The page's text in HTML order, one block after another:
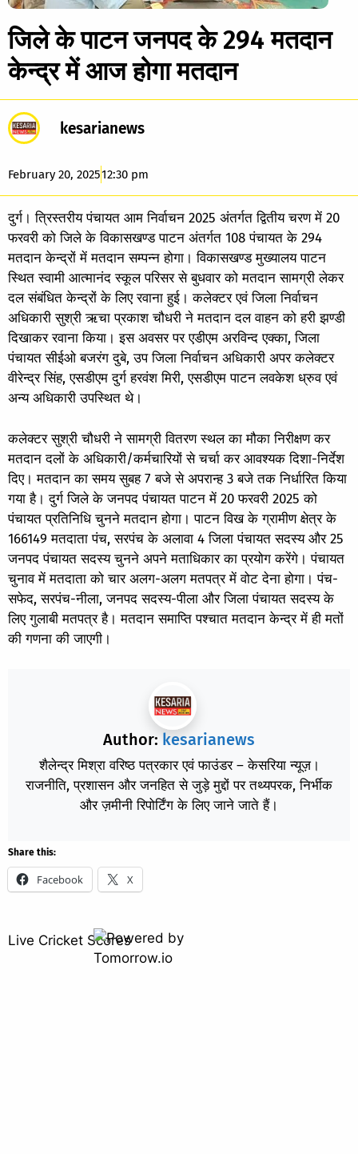
जिले के पाटन जनपद के 294 मतदान
केन्द्र में आज होगा मतदान
kesarianews
February 20, 202512:30 pm
दुर्ग। त्रिस्तरीय पंचायत आम निर्वाचन 2025 अंतर्गत द्वितीय चरण में 20
फरवरी को जिले के विकासखण्ड पाटन अंतर्गत 108 पंचायत के 294
मतदान केन्द्रों में मतदान सम्पन्न होगा। विकासखण्ड मुख्यालय पाटन
स्थित स्वामी आत्मानंद स्कूल परिसर से बुधवार को मतदान सामग्री लेकर
दल संबंधित केन्द्रों के लिए रवाना हुई। कलेक्टर एवं जिला निर्वाचन
अधिकारी सुश्री ऋचा प्रकाश चौधरी ने मतदान दल वाहन को हरी झण्डी
दिखाकर रवाना किया। इस अवसर पर एडीएम अरविन्द एक्का, जिला
पंचायत सीईओ बजरंग दुबे, उप जिला निर्वाचन अधिकारी अपर कलेक्टर
वीरेन्द्र सिंह, एसडीएम दुर्ग हरवंश मिरी, एसडीएम पाटन लवकेश ध्रुव एवं
अन्य अधिकारी उपस्थित थे।
कलेक्टर सुश्री चौधरी ने सामग्री वितरण स्थल का मौका निरीक्षण कर
मतदान दलों के अधिकारी/कर्मचारियों से चर्चा कर आवश्यक दिशा-निर्देश
दिए। मतदान का समय सुबह 7 बजे से अपरान्ह 3 बजे तक निर्धारित किया
गया है। दुर्ग जिले के जनपद पंचायत पाटन में 20 फरवरी 2025 को
पंचायत प्रतिनिधि चुनने मतदान होगा। पाटन विख के ग्रामीण क्षेत्र के
166149 मतदाता पंच, सरपंच के अलावा 4 जिला पंचायत सदस्य और 25
जनपद पंचायत सदस्य चुनने अपने मताधिकार का प्रयोग करेंगे। पंचायत
चुनाव में मतदाता को चार अलग-अलग मतपत्र में वोट देना होगा। पंच-
सफेद, सरपंच-नीला, जनपद सदस्य-पीला और जिला पंचायत सदस्य के
लिए गुलाबी मतपत्र है। मतदान समाप्ति पश्चात मतदान केन्द्र में ही मतों
की गणना की जाएगी।
Author: kesarianews
शैलेन्द्र मिश्रा वरिष्ठ पत्रकार एवं फाउंडर – केसरिया न्यूज़।
राजनीति, प्रशासन और जनहित से जुड़े मुद्दों पर तथ्यपरक, निर्भीक
और ज़मीनी रिपोर्टिंग के लिए जाने जाते हैं।
Share this:
Facebook X
Live Cricket Scores